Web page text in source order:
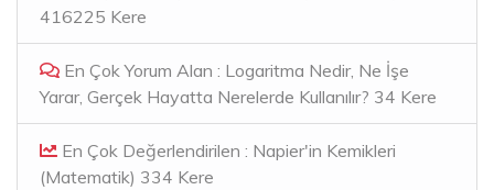
416225 Kere
En Çok Yorum Alan : Logaritma Nedir, Ne İşe
Yarar, Gerçek Hayatta Nerelerde Kullanılır? 34 Kere
En Çok Değerlendirilen : Napier'in Kemikleri
(Matematik) 334 Kere